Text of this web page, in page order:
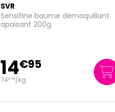
SVR
Densitium creme riche
correction globale recharge 50ml
32€95
659€00/litre